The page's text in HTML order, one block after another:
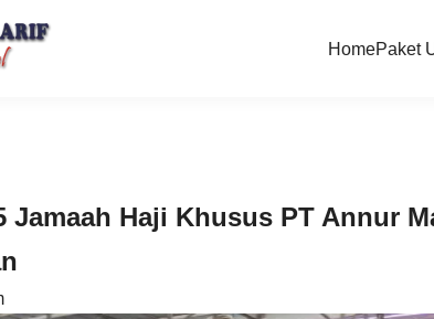
HomePaket
Jamaah Haji Khusus PT Annur